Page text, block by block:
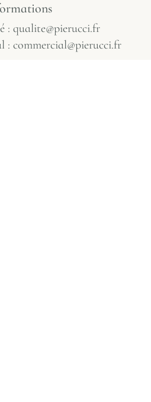
: qualite@pierucci.fr
: commercial@pierucci.fr